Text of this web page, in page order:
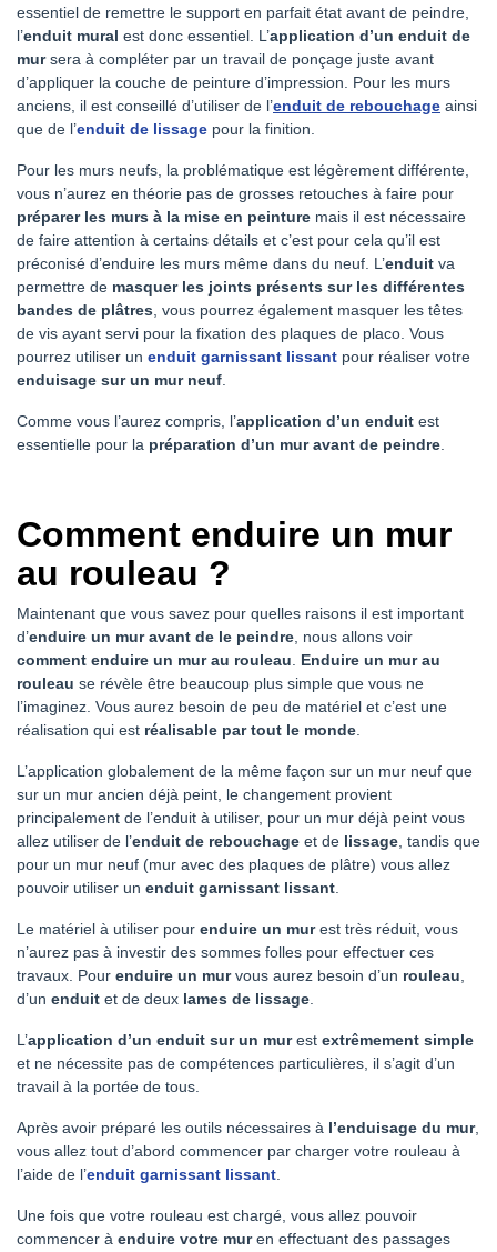
essentiel de remettre le support en parfait état avant de peindre,
l’enduit mural est donc essentiel. L’application d’un enduit de
mursera à compléter par un travail de ponçage juste avant
d’appliquer la couche de peinture d’impression. Pour les murs
anciens, il est conseillé d’utiliser de l’enduit de rebouchage ainsi
que de l’enduit de lissage pour la finition.
Pour les murs neufs, la problématique est légèrement différente,
vous n’aurez en théorie pas de grosses retouches à faire pour
préparer les murs à la mise en peinture mais il est nécessaire
de faire attention à certains détails et c’est pour cela qu’il est
préconisé d’enduire les murs même dans du neuf. L’enduit va
permettre de masquer les joints présents sur les différentes
bandes de plâtres, vous pourrez également masquer les têtes
de vis ayant servi pour la fixation des plaques de placo. Vous
pourrez utiliser un enduit garnissant lissant pour réaliser votre
enduisage sur un mur neuf.
Comme vous l’aurez compris, l’application d’un enduit est
essentielle pour la préparation d’un mur avant de peindre.
Comment enduire un mur
au rouleau ?
Maintenant que vous savez pour quelles raisons il est important
d’enduire un mur avant de le peindre, nous allons voir
comment enduire un mur au rouleau. Enduire un mur au
rouleau se révèle être beaucoup plus simple que vous ne
l’imaginez. Vous aurez besoin de peu de matériel et c’est une
réalisation qui est réalisable par tout le monde.
L’application globalement de la même façon sur un mur neuf que
sur un mur ancien déjà peint, le changement provient
principalement de l’enduit à utiliser, pour un mur déjà peint vous
allez utiliser de l’enduit de rebouchage et de lissage, tandis que
pour un mur neuf (mur avec des plaques de plâtre) vous allez
pouvoir utiliser un enduit garnissant lissant.
Le matériel à utiliser pour enduire un murest très réduit, vous
n’aurez pas à investir des sommes folles pour effectuer ces
travaux. Pour enduire un murvous aurez besoin d’un rouleau,
d’un enduit et de deux lames de lissage.
L’application d’un enduit sur un murest extrêmement simple
et ne nécessite pas de compétences particulières, il s’agit d’un
travail à la portée de tous.
Après avoir préparé les outils nécessaires à l’enduisage du mur,
vous allez tout d’abord commencer par charger votre rouleau à
l’aide de l’enduit garnissant lissant.
Une fois que votre rouleau est chargé, vous allez pouvoir
commencer à enduire votre muren effectuant des passages